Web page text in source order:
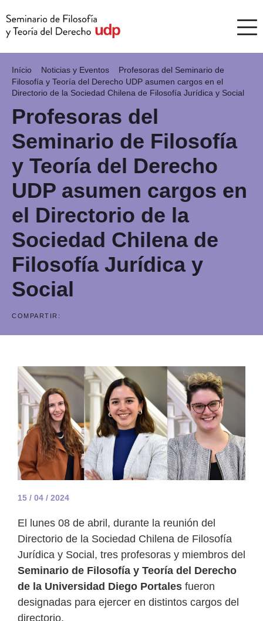
Início Noticias y Eventos
Profesoras del Seminario de
Filosofía y Teoría del Derecho UDP asumen cargos en el
Directorio de la Sociedad Chilena de Filosofía Jurídica y Social
Profesoras del
Seminario de Filosofía
y Teoría del Derecho
UDP asumen cargos en
el Directorio de la
Sociedad Chilena de
Filosofía Jurídica y
Social
COMPARTIR:
15 / 04 / 2024
El lunes 08 de abril, durante la reunión del
Directorio de la Sociedad Chilena de Filosofía
Jurídica y Social , tres profesoras y miembros del
Seminario de Filosofía y Teoría del Derecho
de la Universidad Diego Portales fueron
designadas para ejercer en distintos cargos del
directorio.